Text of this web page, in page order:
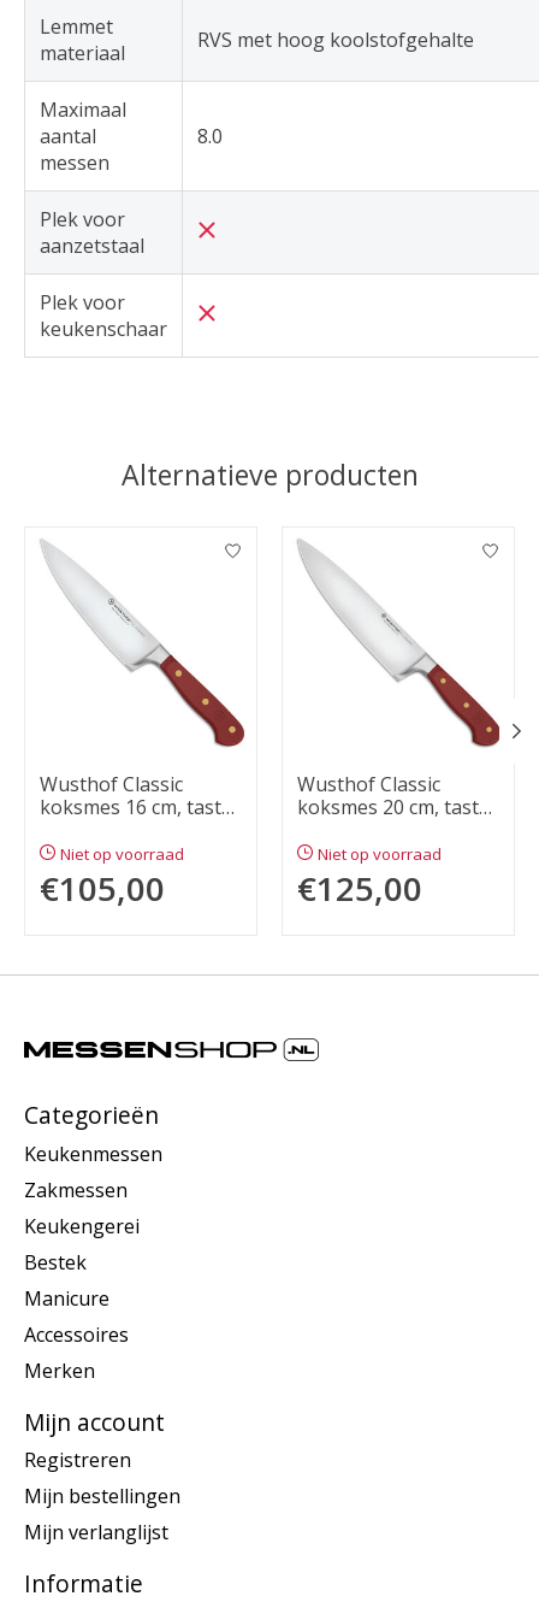
Lemmet
materiaal
RVS met hoog koolstofgehalte
Maximaal
aantal
messen
8.0
Plek voor
aanzetstaal
Plek voor
keukenschaar
Alternatieve producten
Items van productcarrousel
Wusthof Classic
koksmes 16 cm, tasty
Niet op voorraad
€105,00
Wusthof Classic
koksmes 20 cm, tasty
Niet op voorraad
€125,00
Categorieën
Keukenmessen
Zakmessen
Keukengerei
Bestek
Manicure
Accessoires
Merken
Mijn account
Registreren
Mijn bestellingen
Mijn verlanglijst
Informatie